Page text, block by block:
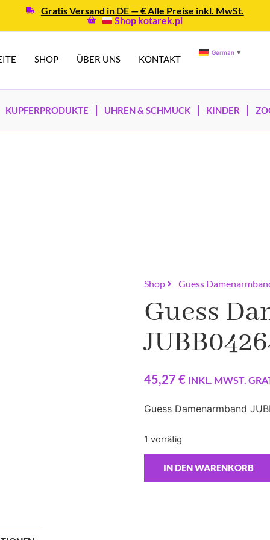
Gratis Versand in DE — € Alle Preise inkl. MwSt.
Shop kotarek.pl
SHOP ÜBER UNS KONTAKT
German ▼
KUPFERPRODUKTE UHREN & SCHMUCK KINDER
Shop Guess
Guess
45,27 € INKL. MWST.
Guess Damenarmband
1 vorrätig
IN DEN WARENKORB